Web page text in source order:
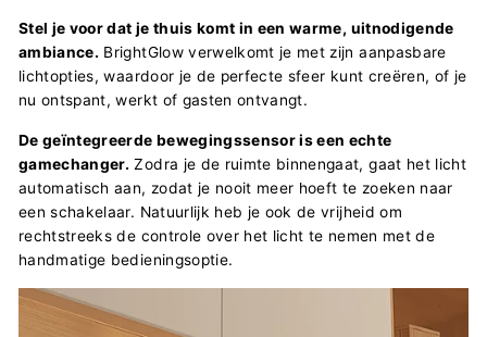
Stel je voor dat je thuis komt in een warme, uitnodigende
ambiance. BrightGlow verwelkomt je met zijn aanpasbare
lichtopties, waardoor je de perfecte sfeer kunt creëren, of je
nu ontspant, werkt of gasten ontvangt.
De geïntegreerde bewegingssensor is een echte
gamechanger. Zodra je de ruimte binnengaat, gaat het licht
automatisch aan, zodat je nooit meer hoeft te zoeken naar
een schakelaar. Natuurlijk heb je ook de vrijheid om
rechtstreeks de controle over het licht te nemen met de
handmatige bedieningsoptie.